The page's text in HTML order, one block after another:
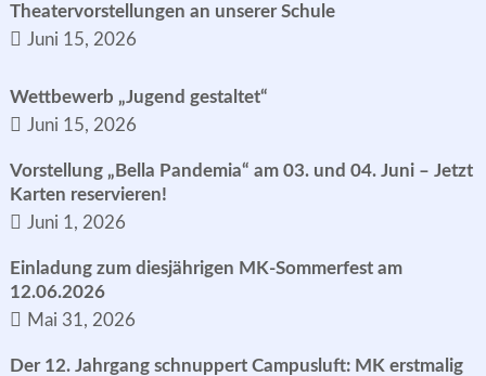
Theatervorstellungen an unserer Schule
Juni 15, 2026
Wettbewerb „Jugend gestaltet“
Juni 15, 2026
Vorstellung „Bella Pandemia“ am 03. und 04. Juni – Jetzt
Karten reservieren!
Juni 1, 2026
Einladung zum diesjährigen MK-Sommerfest am
12.06.2026
Mai 31, 2026
Der 12. Jahrgang schnuppert Campusluft: MK erstmalig